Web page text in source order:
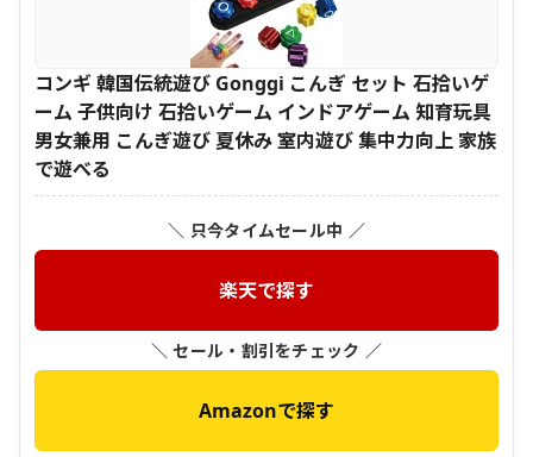
コンギ 韓国伝統遊び Gonggi こんぎ セット 石拾いゲ
ーム 子供向け 石拾いゲーム インドアゲーム 知育玩具
男女兼用 こんぎ遊び 夏休み 室内遊び 集中力向上 家族
で遊べる
＼ 只今タイムセール中 ／
楽天で探す
＼ セール・割引をチェック ／
Amazonで探す